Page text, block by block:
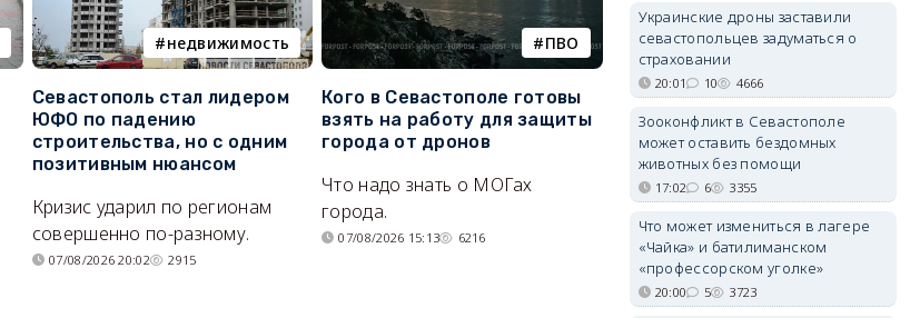
недвижимость
Севастополь стал лидером
ЮФО по падению
строительства, но с одним
позитивным нюансом
Кризис ударил по регионам
совершенно по-разному.
07/08/2026 20:02 2915
ПВО
Кого в Севастополе готовы
взять на работу для защиты
города от дронов
Что надо знать о МОГах
города.
07/08/2026 15:13 6216
катера
Украинский БЭК выгнал
отдыхающих с пляжей Ялты
Людей эвакуируют с
набережной крымского
курорта, проводится
разминирование.
07/08/2026 14:15 5197
Украинские дроны заставили
севастопольцев задуматься о
страховании
20:01 10 4666
Зооконфликт в Севастополе
может оставить бездомных
животных без помощи
17:02 6 3355
Что может измениться в лагере
«Чайка» и батилиманском
«профессорском уголке»
20:00 5 3723